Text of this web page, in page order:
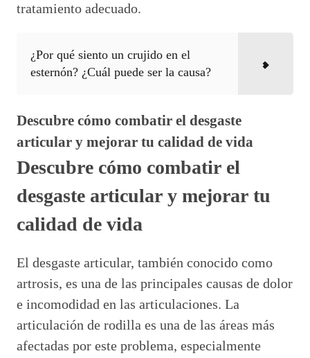
tratamiento adecuado.
¿Por qué siento un crujido en el
esternón? ¿Cuál puede ser la causa?
Descubre cómo combatir el desgaste
articular y mejorar tu calidad de vida
Descubre cómo combatir el
desgaste articular y mejorar tu
calidad de vida
El desgaste articular, también conocido como
artrosis, es una de las principales causas de dolor
e incomodidad en las articulaciones. La
articulación de rodilla es una de las áreas más
afectadas por este problema, especialmente